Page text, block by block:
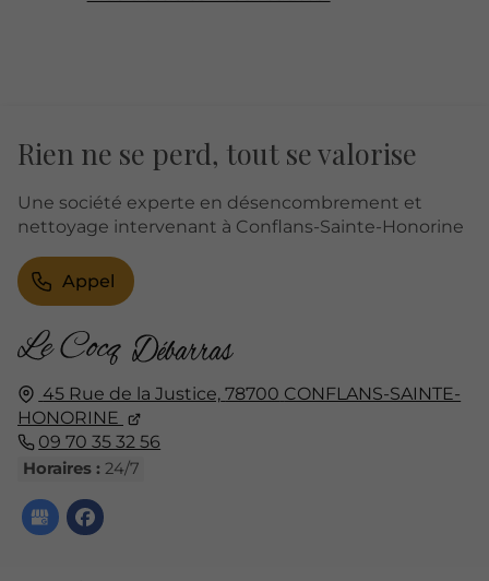
45 Rue de la Justice, 78700 CONFLANS-SAINTE-
HONORINE
09 70 35 32 56
Horaires : 24/7
Rien ne se perd, tout se valorise
Une société experte en désencombrement et
nettoyage intervenant à Conflans-Sainte-Honorine
Appel